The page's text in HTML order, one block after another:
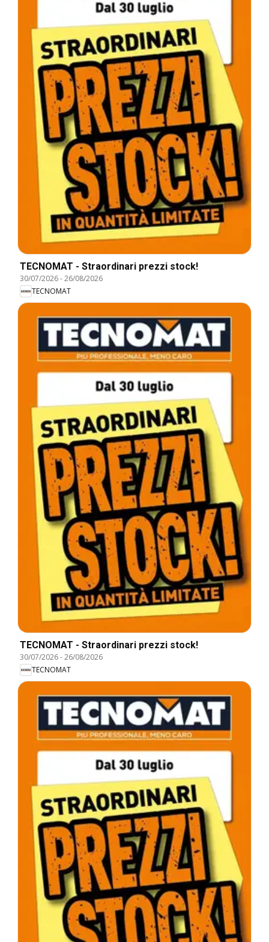
TECNOMAT - Straordinari prezzi stock!
30/07/2026-26/08/2026
TECNOMAT
TECNOMAT - Straordinari prezzi stock!
30/07/2026-26/08/2026
TECNOMAT